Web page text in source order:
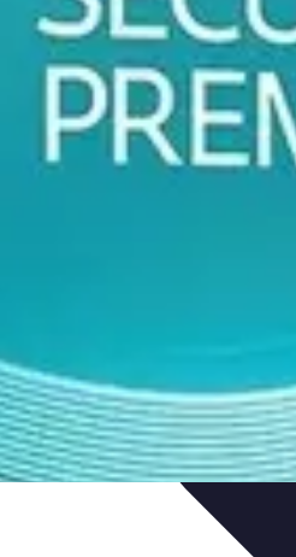
ElettrodomesticiAspirapolvereTendenze